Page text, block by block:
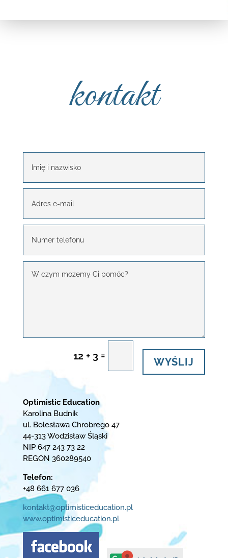
kontakt
12 + 3 =
WYŚLIJ
Optimistic Education
Karolina Budnik
ul. Bolesława Chrobrego 47
44-313 Wodzisław Śląski
NIP 647 243 73 22
REGON 360289540
Telefon:
+48 661 677 036
kontakt@optimisticeducation.pl
www.optimisticeducation.pl